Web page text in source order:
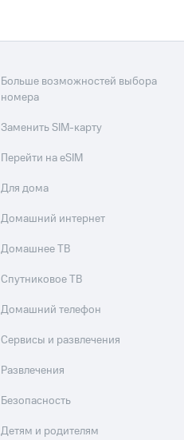
Больше возможностей выбора
номера
Заменить SIM-карту
Перейти на eSIM
Для дома
Домашний интернет
Домашнее ТВ
Спутниковое ТВ
Домашний телефон
Сервисы и развлечения
Развлечения
Безопасность
Детям и родителям